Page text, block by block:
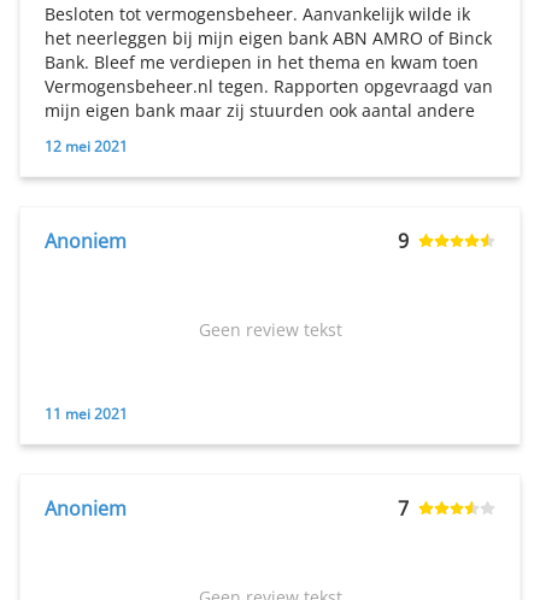
Besloten tot vermogensbeheer. Aanvankelijk wilde ik
het neerleggen bij mijn eigen bank ABN AMRO of Binck
Bank. Bleef me verdiepen in het thema en kwam toen
Vermogensbeheer.nl tegen. Rapporten opgevraagd van
mijn eigen bank maar zij stuurden ook aantal andere
Gesprekken gehad en toen besloten voor pur sang
vermogensbeheerder. Erg blij met het advies dat ik
12 mei 2021
Anoniem 9
Geen review tekst
11 mei 2021
Anoniem 7